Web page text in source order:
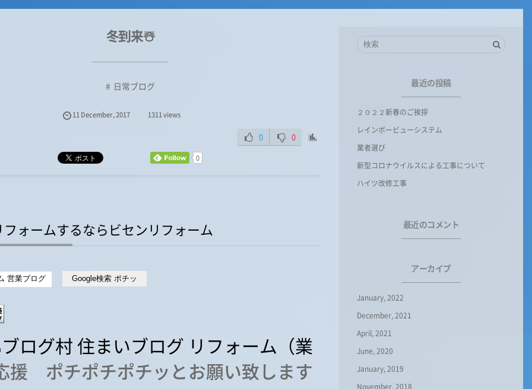
冬到来☃️
日常ブログ
11December,2017 1311 views
0 0
0
ォームするならビセンリフォーム
援 ポチポチポチッとお願い致します
最近の投稿
２０２２新春のご挨拶
レインボービューシステム
業者選び
新型コロナウイルスによる工事について
ハイツ改修工事
最近のコメント
アーカイブ
January, 2022
December, 2021
April, 2021
June, 2020
January, 2019
November, 2018